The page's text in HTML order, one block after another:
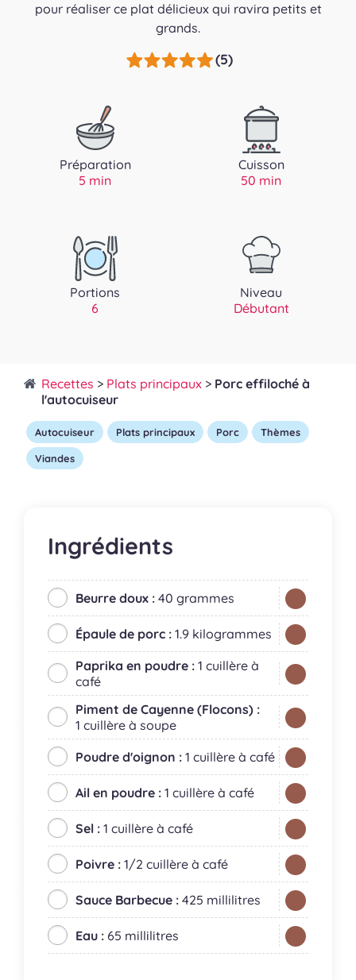
pour réaliser ce plat délicieux qui ravira petits et
grands.
(5)
Préparation
5 min
Cuisson
50 min
Portions
6
Niveau
Débutant
Recettes > Plats principaux > Porc effiloché à
l'autocuiseur
Autocuiseur Plats principaux Porc Thèmes
Viandes
Ingrédients
Beurre doux : 40 grammes
Épaule de porc : 1.9 kilogrammes
Paprika en poudre : 1 cuillère à
café
Piment de Cayenne (Flocons) :
1 cuillère à soupe
Poudre d'oignon : 1 cuillère à café
Ail en poudre : 1 cuillère à café
Sel : 1 cuillère à café
Poivre : 1/2 cuillère à café
Sauce Barbecue : 425 millilitres
Eau : 65 millilitres